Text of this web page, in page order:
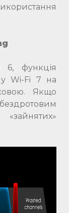
6, функція
Wi-Fi 7 на
Якщо